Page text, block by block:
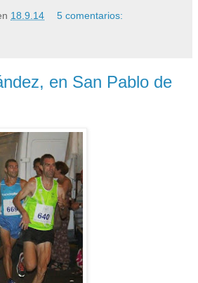
18.9.14 5 comentarios:
en San Pablo de